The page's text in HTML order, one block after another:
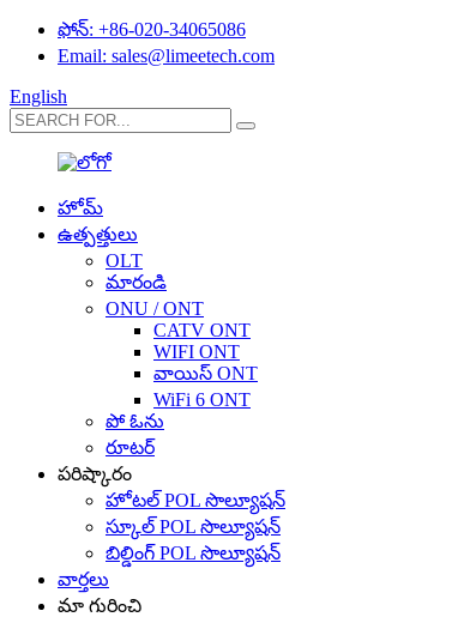
ఫోన్: +86-020-34065086
Email: sales@limeetech.com
English
హోమ్
ఉత్పత్తులు
OLT
మారండి
ONU / ONT
CATV ONT
WIFI ONT
వాయిస్ ONT
WiFi 6 ONT
పో ఓను
రూటర్
పరిష్కారం
హోటల్ POL సొల్యూషన్
స్కూల్ POL సొల్యూషన్
బిల్డింగ్ POL సొల్యూషన్
వార్తలు
మా గురించి